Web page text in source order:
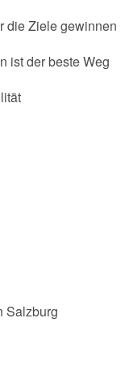
die Ziele gewinnen
ist der beste Weg
Salzburg